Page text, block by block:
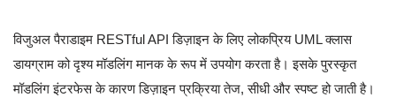
विजुअल पैराडाइम RESTful API डिज़ाइन के लिए लोकप्रिय UML क्लास
डायग्राम को दृश्य मॉडलिंग मानक के रूप में उपयोग करता है। इसके पुरस्कृत
मॉडलिंग इंटरफेस के कारण डिज़ाइन प्रक्रिया तेज, सीधी और स्पष्ट हो जाती है।